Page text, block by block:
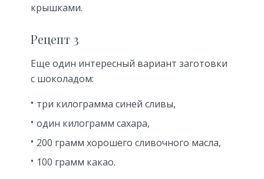
крышками.
Рецепт 3
Еще один интересный вариант заготовки
с шоколадом:
три килограмма синей сливы,
один килограмм сахара,
200 грамм хорошего сливочного масла,
100 грамм какао.